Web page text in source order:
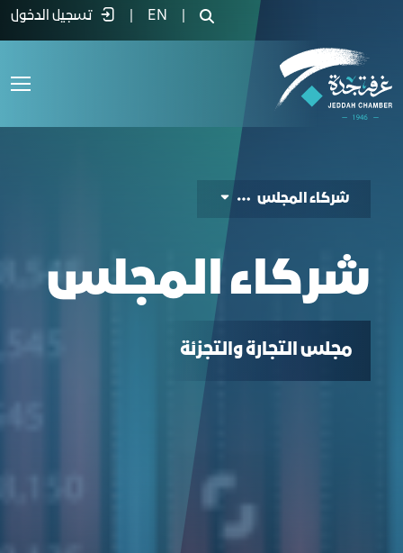
شركاء المجلس - غرفة جدة
EN تسجيل الدخول
شركاء المجلس
شركاء المجلس
ﻣﺠﻠﺲ اﻟﺘﺠﺎرة واﻟﺘﺠﺰﺋﺔ